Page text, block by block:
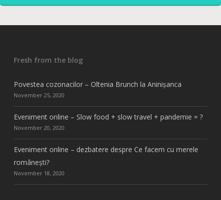
Fresh from the blog
Povestea cozonacilor – Oltenia Brunch la Aninișanca
November 25, 2020
Eveniment online – Slow food + slow travel + pandemie = ?
November 20, 2020
Eveniment online – dezbatere despre Ce facem cu merele
românești?
November 18, 2020